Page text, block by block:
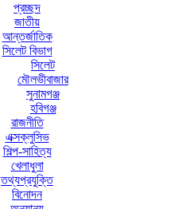
প্রচ্ছদ
জাতীয়
আন্তর্জাতিক
সিলেট বিভাগ
সিলেট
মৌলভীবাজার
সুনামগঞ্জ
হবিগঞ্জ
রাজনীতি
এক্সক্লুসিভ
শিল্প-সাহিত্য
খেলাধুলা
তথ্যপ্রযুক্তি
বিনোদন